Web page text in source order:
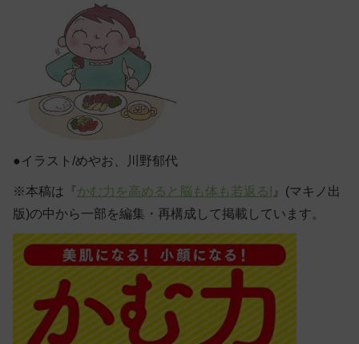
●イラスト/めやお、川野郁代
※本稿は『かむ力を高めると脳も体も若返る! 』(マキノ出
版)の中から一部を編集・再構成して掲載しています。